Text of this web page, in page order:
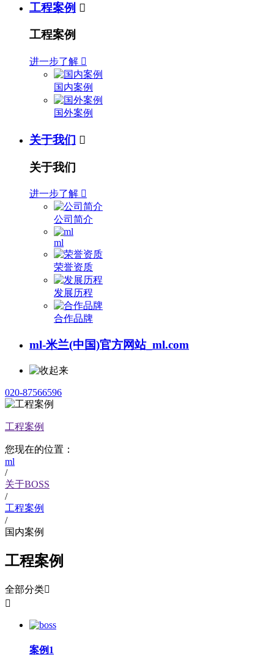
工程案例 
工程案例
进一步了解 
国内案例
国外案例
关于我们 
关于我们
进一步了解 
公司简介
ml
荣誉资质
发展历程
合作品牌
ml-米兰(中国)官方网站_ml.com
020-87566596
工程案例
您现在的位置：
ml
/
关于BOSS
/
工程案例
/
国内案例
工程案例
全部分类

案例1